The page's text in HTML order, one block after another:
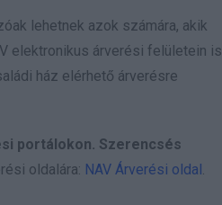
lehetnek azok számára, akik
elektronikus árverési felületein is
ház elérhető árverésre
portálokon. Szerencsés
oldalára: NAV Árverési oldal.